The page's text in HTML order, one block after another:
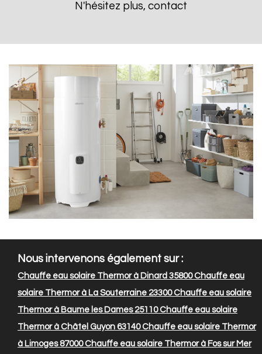
N'hésitez plus, contact
Nous intervenons également sur :
Chauffe eau solaire Thermor à Dinard 35800Chauffe eau
solaire Thermor à La Souterraine 23300Chauffe eau solaire
Thermor à Baume les Dames 25110Chauffe eau solaire
Thermor à Châtel Guyon 63140Chauffe eau solaire Thermor
à Limoges 87000Chauffe eau solaire Thermor à Fos sur Mer